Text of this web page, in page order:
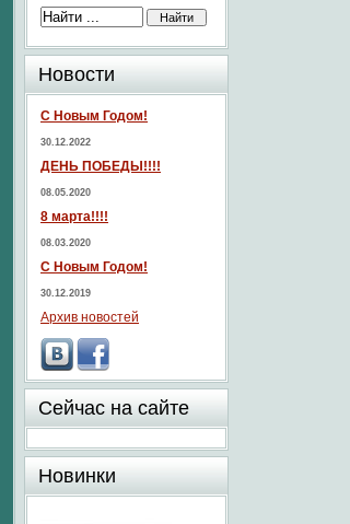
Новости
С Новым Годом!
30.12.2022
ДЕНЬ ПОБЕДЫ!!!!
08.05.2020
8 марта!!!!
08.03.2020
С Новым Годом!
30.12.2019
Архив новостей
Сейчас на сайте
Новинки